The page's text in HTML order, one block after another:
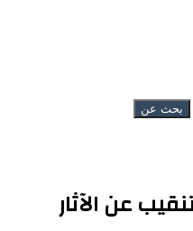
بحث عن
عن الآثار